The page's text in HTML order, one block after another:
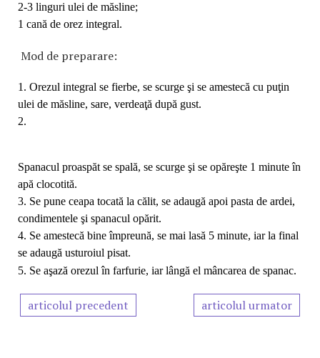
2-3 linguri ulei de măsline;
1 cană de orez integral.
Mod de preparare:
1. Orezul integral se fierbe, se scurge şi se amestecă cu puţin
ulei de măsline, sare, verdeaţă după gust.
2.
Spanacul proaspăt se spală, se scurge şi se opăreşte 1 minute în
apă clocotită.
3. Se pune ceapa tocată la călit, se adaugă apoi pasta de ardei,
condimentele şi spanacul opărit.
4. Se amestecă bine împreună, se mai lasă 5 minute, iar la final
se adaugă usturoiul pisat.
5. Se aşază orezul în farfurie, iar lângă el mâncarea de spanac.
articolul precedent articolul urmator